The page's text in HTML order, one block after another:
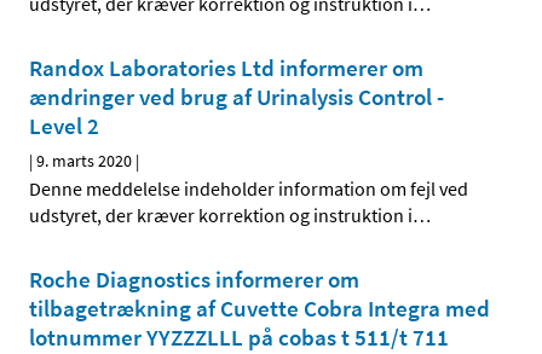
Randox Laboratories Ltd informerer om
ændringer ved brug af Urinalysis Control -
Level 2
|9. marts 2020 |
Denne meddelelse indeholder information om fejl ved
udstyret, der kræver korrektion og instruktion i…
Roche Diagnostics informerer om
tilbagetrækning af Cuvette Cobra Integra med
lotnummer YYZZZLLL på cobas t 511/t 711